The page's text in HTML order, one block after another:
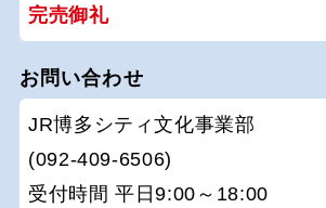
完売御礼
お問い合わせ
JR博多シティ文化事業部
(092-409-6506)
受付時間 平日9:00～18:00